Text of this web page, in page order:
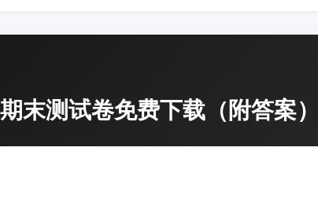
末测试卷免费下载（附答案）